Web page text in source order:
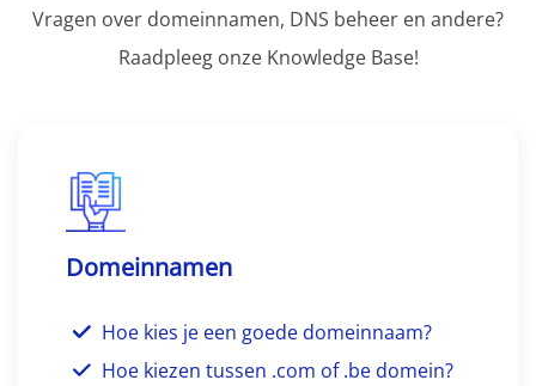
Vragen over domeinnamen, DNS beheer en andere?
Raadpleeg onze Knowledge Base!
Domeinnamen
Hoe kies je een goede domeinnaam?
Hoe kiezen tussen .com of .be domein?